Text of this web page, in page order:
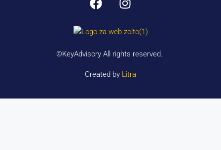
©KeyAdvisory All rights reserved.
Created by Litra